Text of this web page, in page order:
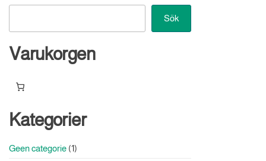
Sök
Varukorgen
Kategorier
Geen categorie 11